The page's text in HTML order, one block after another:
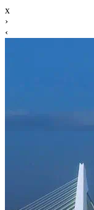
x
›
‹